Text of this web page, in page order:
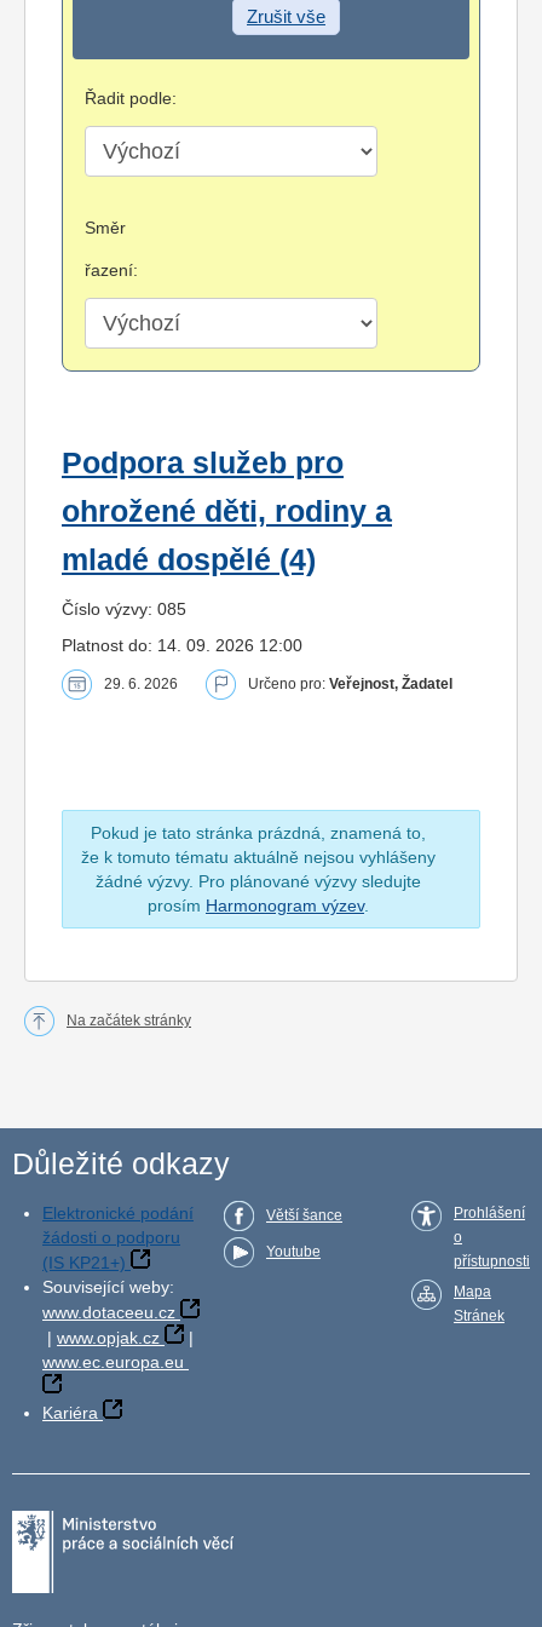
Zrušit vše
Řadit podle:
Směr
řazení:
Podpora služeb pro
ohrožené děti, rodiny a
mladé dospělé (4)
Číslo výzvy: 085
Platnost do: 14. 09. 2026 12:00
29. 6. 2026 Určeno pro: Veřejnost, Žadatel
Pokud je tato stránka prázdná, znamená to,
že k tomuto tématu aktuálně nejsou vyhlášeny
žádné výzvy. Pro plánované výzvy sledujte
prosím Harmonogram výzev.
Na začátek stránky
Důležité odkazy
Elektronické podání
žádosti o podporu
(IS KP21+)
Související weby:
www.dotaceeu.cz
| www.opjak.cz
|
www.ec.europa.eu
Kariéra
Větší šance
Youtube
Prohlášení
o
přístupnosti
Mapa
Stránek